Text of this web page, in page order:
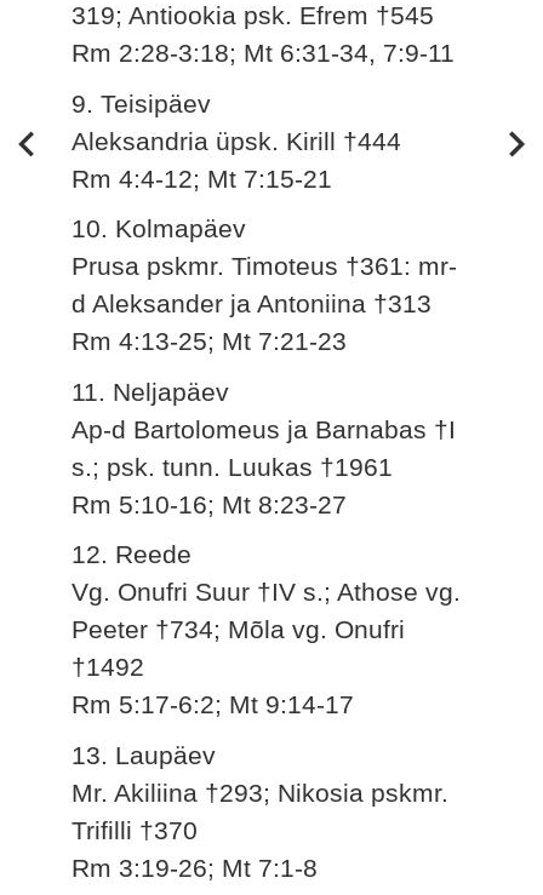
319; Antiookia psk. Efrem †545
Rm 2:28-3:18; Mt 6:31-34, 7:9-11
9. Teisipäev
Aleksandria üpsk. Kirill †444
Rm 4:4-12; Mt 7:15-21
10. Kolmapäev
Prusa pskmr. Timoteus †361: mr-
d Aleksander ja Antoniina †313
Rm 4:13-25; Mt 7:21-23
11. Neljapäev
Ap-d Bartolomeus ja Barnabas †I
s.; psk. tunn. Luukas †1961
Rm 5:10-16; Mt 8:23-27
12. Reede
Vg. Onufri Suur †IV s.; Athose vg.
Peeter †734; Mõla vg. Onufri
†1492
Rm 5:17-6:2; Mt 9:14-17
13. Laupäev
Mr. Akiliina †293; Nikosia pskmr.
Trifilli †370
Rm 3:19-26; Mt 7:1-8